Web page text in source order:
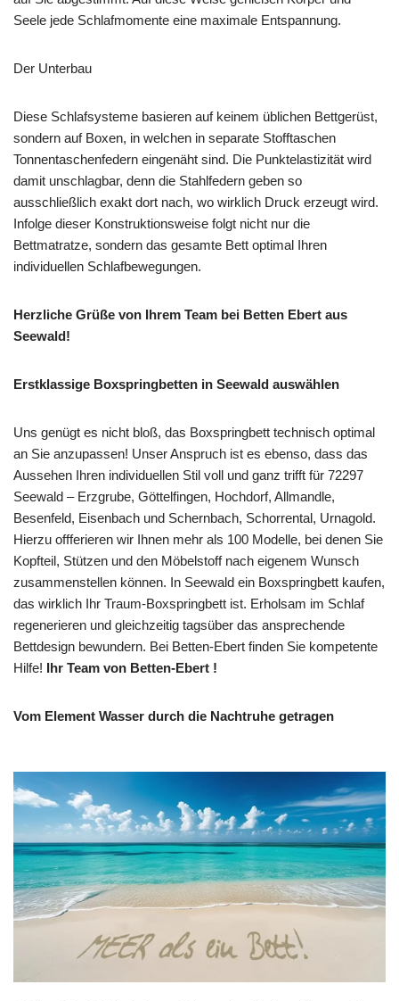
Seele jede Schlafmomente eine maximale Entspannung.
Der Unterbau
Diese Schlafsysteme basieren auf keinem üblichen Bettgerüst,
sondern auf Boxen, in welchen in separate Stofftaschen
Tonnentaschenfedern eingenäht sind. Die Punktelastizität wird
damit unschlagbar, denn die Stahlfedern geben so
ausschließlich exakt dort nach, wo wirklich Druck erzeugt wird.
Infolge dieser Konstruktionsweise folgt nicht nur die
Bettmatratze, sondern das gesamte Bett optimal Ihren
individuellen Schlafbewegungen.
Herzliche Grüße von Ihrem Team bei Betten Ebert aus
Seewald!
Erstklassige Boxspringbetten in Seewald auswählen
Uns genügt es nicht bloß, das Boxspringbett technisch optimal
an Sie anzupassen! Unser Anspruch ist es ebenso, dass das
Aussehen Ihren individuellen Stil voll und ganz trifft für 72297
Seewald – Erzgrube, Göttelfingen, Hochdorf, Allmandle,
Besenfeld, Eisenbach und Schernbach, Schorrental, Urnagold.
Hierzu offferieren wir Ihnen mehr als 100 Modelle, bei denen Sie
Kopfteil, Stützen und den Möbelstoff nach eigenem Wunsch
zusammenstellen können. In Seewald ein Boxspringbett kaufen,
das wirklich Ihr Traum-Boxspringbett ist. Erholsam im Schlaf
regenerieren und gleichzeitig tagsüber das ansprechende
Bettdesign bewundern. Bei Betten-Ebert finden Sie kompetente
Hilfe! Ihr Team von Betten-Ebert !
Vom Element Wasser durch die Nachtruhe getragen